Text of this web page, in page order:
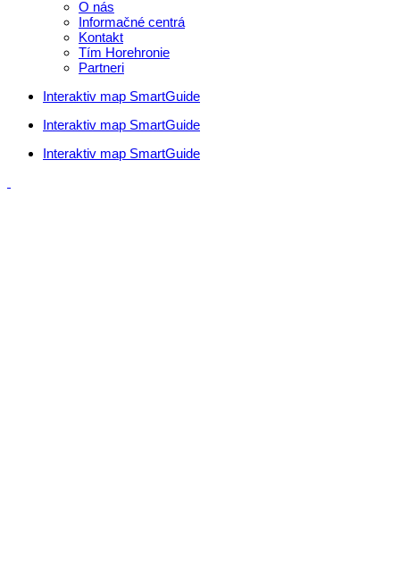
O nás
Informačné centrá
Kontakt
Tím Horehronie
Partneri
Interaktiv map SmartGuide
Interaktiv map SmartGuide
Interaktiv map SmartGuide